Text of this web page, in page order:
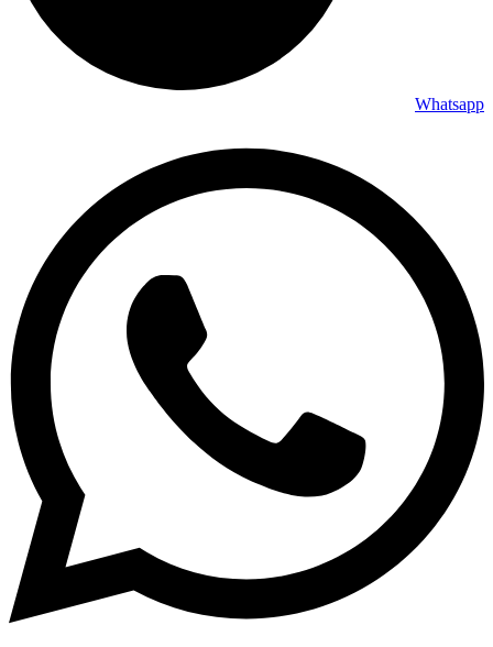
Whatsapp